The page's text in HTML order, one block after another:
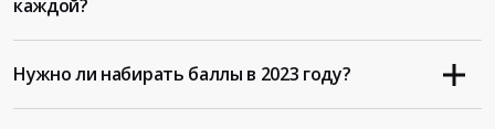
каждой?
Нужно ли набирать баллы в 2023 году?